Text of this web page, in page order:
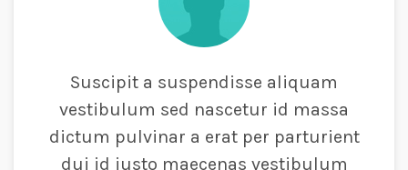
Suscipit a suspendisse aliquam
vestibulum sed nascetur id massa
dictum pulvinar a erat per parturient
dui id justo maecenas vestibulum